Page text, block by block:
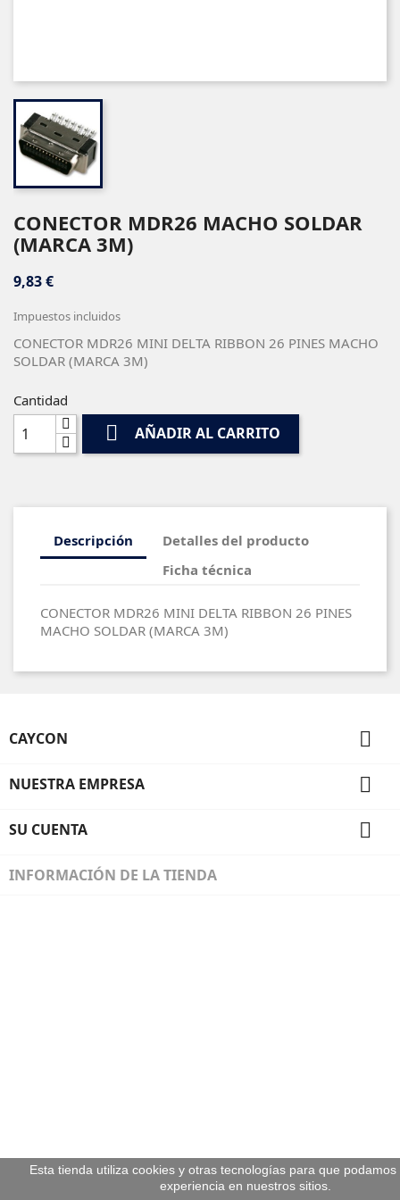
CONECTOR MDR26 MACHO SOLDAR
(MARCA 3M)
9,83 €
Impuestos incluidos
CONECTOR MDR26 MINI DELTA RIBBON 26 PINES MACHO
SOLDAR (MARCA 3M)
Cantidad
 AÑADIR AL CARRITO
Descripción
Detalles del producto
Ficha técnica
CONECTOR MDR26 MINI DELTA RIBBON 26 PINES
MACHO SOLDAR (MARCA 3M)
CAYCON 
NUESTRA EMPRESA 
SU CUENTA 
INFORMACIÓN DE LA TIENDA
Esta tienda utiliza cookies y otras tecnologías para que
experiencia en nuestros sitios.